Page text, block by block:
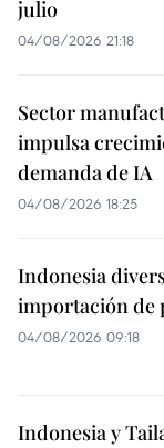
julio
04/08/2026 21:18
Sector
impulsa
demanda de IA
04/08/2026 18:25
Indonesia
importación de
04/08/2026 09:18
Indonesia y